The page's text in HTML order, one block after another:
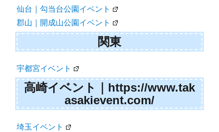
仙台｜勾当台公園イベント
郡山｜開成山公園イベント
関東
宇都宮イベント
高崎イベント｜https://www.tak
asakievent.com/
埼玉イベント